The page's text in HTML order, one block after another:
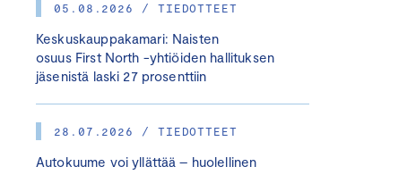
05.08.2026 / TIEDOTTEET
Keskuskauppakamari: Naisten
osuus First North -yhtiöiden hallituksen
jäsenistä laski 27 prosenttiin
28.07.2026 / TIEDOTTEET
Autokuume voi yllättää – huolellinen